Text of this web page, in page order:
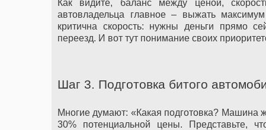
Как видите, баланс между ценой,
автовладельца главное – выжать
критична скорость: нужны деньги прямо
переезд. И вот тут понимание своих
Шаг 3. Подготовка битого
Многие думают: «Какая подготовка? Машина
30% потенциальной цены. Представьте,